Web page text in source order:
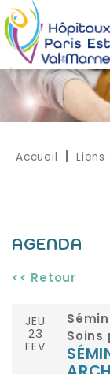
Accueil Liens
AGENDA
<< Retour
JEU
23
FEV
Soins
SÉM